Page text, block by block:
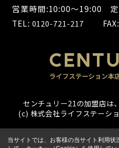
営業時間:10:00～19:00 定
TEL: 0120-721-217
センチュリー21の加盟店は
(c) 株式会社ライフステー
当サイトでは、お客様の当サイト利用状